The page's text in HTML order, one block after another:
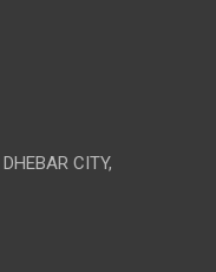
CITY,